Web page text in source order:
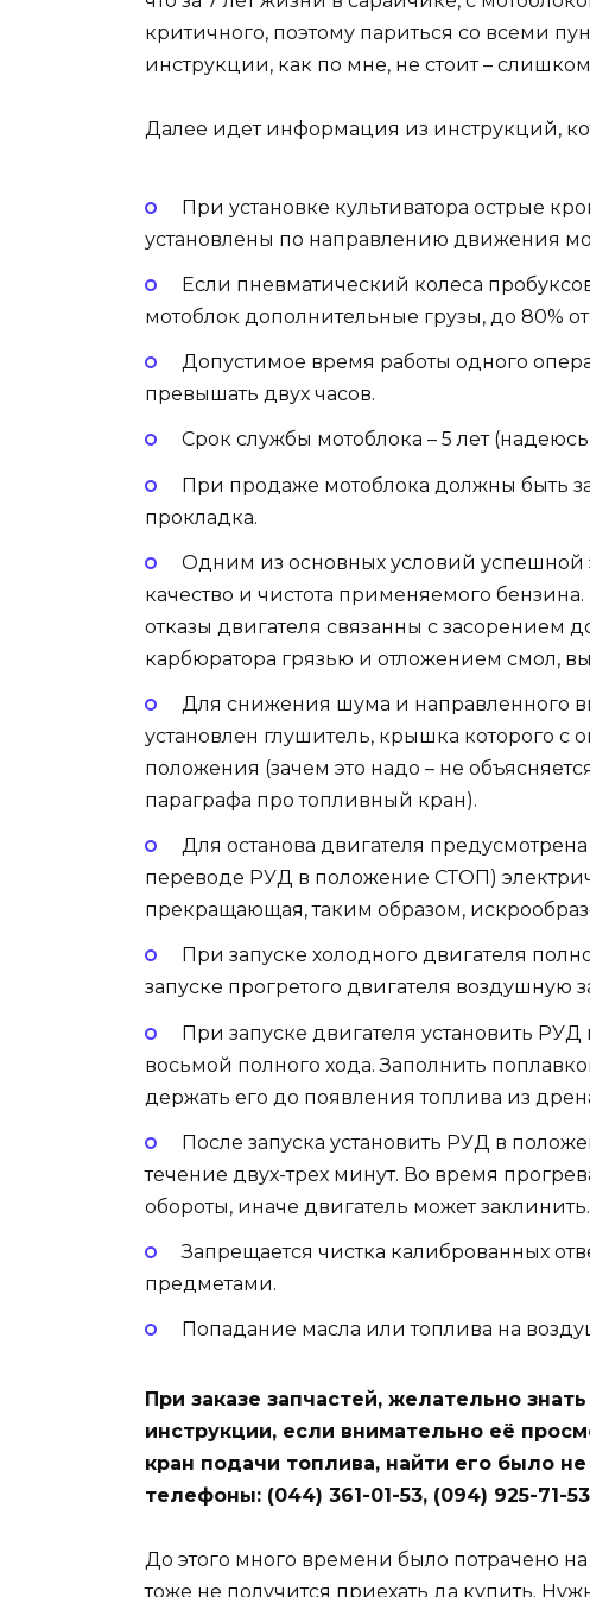
критичного, поэтому париться со всеми
инструкции, как по мне, не стоит –
Далее идет информация из инструкций,
При установке культиватора острые
установлены по направлению движения
Если пневматический колеса
мотоблок дополнительные грузы, до 80%
Допустимое время работы одного
превышать двух часов.
Срок службы мотоблока – 5 лет
При продаже мотоблока должны быть
прокладка.
Одним из основных условий успешной
качество и чистота применяемого
отказы двигателя связанны с засорением
карбюратора грязью и отложением смол,
Для снижения шума и направленного
установлен глушитель, крышка которого с
положения (зачем это надо – не
параграфа про топливный кран).
Для останова двигателя
переводе РУД в положение СТОП)
прекращающая, таким образом,
При запуске холодного двигателя
запуске прогретого двигателя воздушную
При запуске двигателя установить
восьмой полного хода. Заполнить
держать его до появления топлива из
После запуска установить РУД в
течение двух-трех минут. Во время
обороты, иначе двигатель может заклинить.
Запрещается чистка калиброванных
предметами.
Попадание масла или топлива на
При заказе запчастей, желательно
инструкции, если внимательно её
кран подачи топлива, найти его было
телефоны: (044) 361-01-53, (094) 925-71-
До этого много времени было потрачено
тоже не получится приехать да купить.